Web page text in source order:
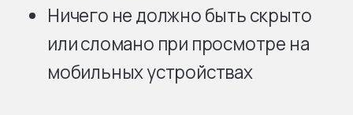
Ничего не должно быть скрыто
или сломано при просмотре на
мобильных устройствах